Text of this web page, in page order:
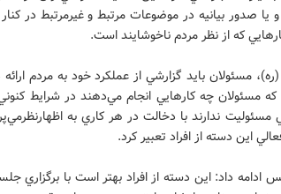
صدور بيانيه در موضوعات مرتبط و غيرمرتبط در
كه از نظر مردم ناخوشايند است.
مسئولان بايد گزارشي از عملكرد خود به مردم
مسئولان چه كارهايي انجام مي‌دهند در شرايط
ندارند با دخالت در هر كاري به
اين دسته از افراد تعبير كرد.
داد: اين دسته از افراد بهتر است با برگزاري